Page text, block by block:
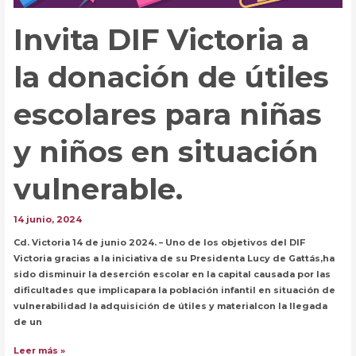
Invita DIF Victoria a
la donación de útiles
escolares para niñas
y niños en situación
vulnerable.
14 junio, 2024
Cd. Victoria 14 de junio 2024. – Uno de los objetivos del DIF
Victoria gracias a la iniciativa de su Presidenta Lucy de Gattás,ha
sido disminuir la deserción escolar en la capital causada por las
dificultades que implicapara la población infantil en situación de
vulnerabilidad la adquisición de útiles y materialcon la llegada
de un
Invita
Leer más »